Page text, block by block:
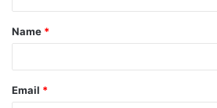
Name *
Email *